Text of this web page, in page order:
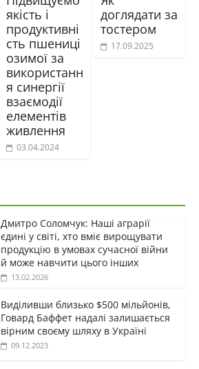
якість і
продуктивні
сть пшениці
озимої за
використанн
я синергії
взаємодії
елементів
живлення
03.04.2024
доглядати за
тостером
17.09.2025
Дмитро Соломчук: Наші аграрії
єдині у світі, хто вміє вирощувати
продукцію в умовах сучасної війни
й може навчити цього інших
13.02.2026
Виділивши близько $500 мільйонів,
Говард Баффет надалі залишається
вірним своєму шляху в Україні
09.12.2023